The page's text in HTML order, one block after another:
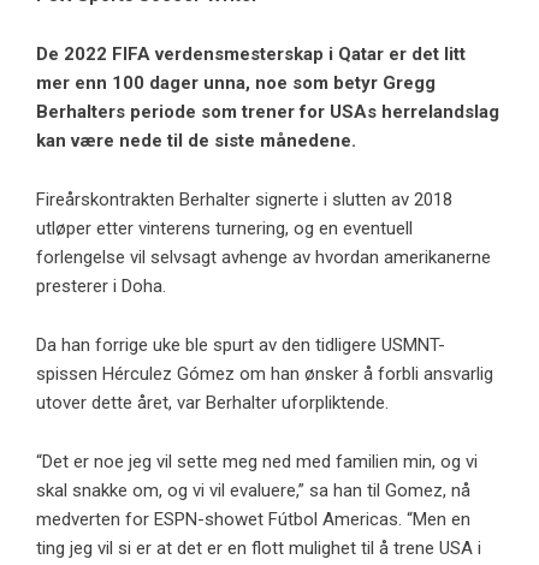
De 2022 FIFA verdensmesterskap i Qatar er det litt
mer enn 100 dager unna, noe som betyr Gregg
Berhalters periode som trener for USAs herrelandslag
kan være nede til de siste månedene.
Fireårskontrakten Berhalter signerte i slutten av 2018
utløper etter vinterens turnering, og en eventuell
forlengelse vil selvsagt avhenge av hvordan amerikanerne
presterer i Doha.
Da han forrige uke ble spurt av den tidligere USMNT-
spissen Hérculez Gómez om han ønsker å forbli ansvarlig
utover dette året, var Berhalter uforpliktende.
“Det er noe jeg vil sette meg ned med familien min, og vi
skal snakke om, og vi vil evaluere,” sa han til Gomez, nå
medverten for ESPN-showet Fútbol Americas. “Men en
ting jeg vil si er at det er en flott mulighet til å trene USA i